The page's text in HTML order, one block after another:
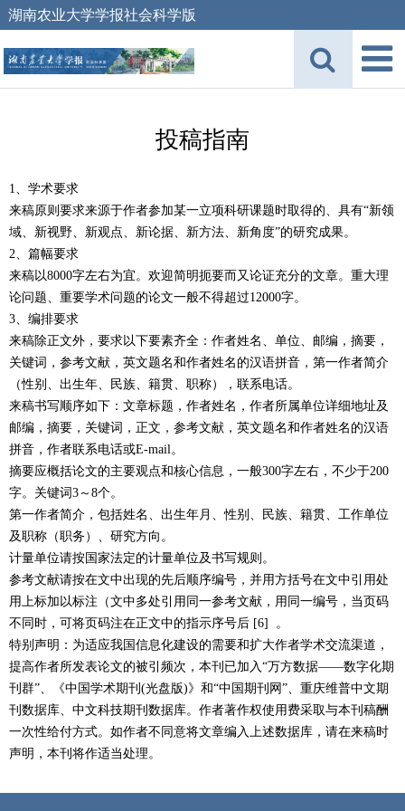
湖南农业大学学报社会科学版
投稿指南
1、学术要求
来稿原则要求来源于作者参加某一立项科研课题时取得的、具有“新领
域、新视野、新观点、新论据、新方法、新角度”的研究成果。
2、篇幅要求
来稿以8000字左右为宜。欢迎简明扼要而又论证充分的文章。重大理
论问题、重要学术问题的论文一般不得超过12000字。
3、编排要求
来稿除正文外，要求以下要素齐全：作者姓名、单位、邮编，摘要，
关键词，参考文献，英文题名和作者姓名的汉语拼音，第一作者简介
（性别、出生年、民族、籍贯、职称），联系电话。
来稿书写顺序如下：文章标题，作者姓名，作者所属单位详细地址及
邮编，摘要，关键词，正文，参考文献，英文题名和作者姓名的汉语
拼音，作者联系电话或E-mail。
摘要应概括论文的主要观点和核心信息，一般300字左右，不少于200
字。关键词3～8个。
第一作者简介，包括姓名、出生年月、性别、民族、籍贯、工作单位
及职称（职务）、研究方向。
计量单位请按国家法定的计量单位及书写规则。
参考文献请按在文中出现的先后顺序编号，并用方括号在文中引用处
用上标加以标注（文中多处引用同一参考文献，用同一编号，当页码
不同时，可将页码注在正文中的指示序号后 [6] 。
特别声明：为适应我国信息化建设的需要和扩大作者学术交流渠道，
提高作者所发表论文的被引频次，本刊已加入“万方数据——数字化期
刊群”、《中国学术期刊(光盘版)》和“中国期刊网”、重庆维普中文期
刊数据库、中文科技期刊数据库。作者著作权使用费采取与本刊稿酬
一次性给付方式。如作者不同意将文章编入上述数据库，请在来稿时
声明，本刊将作适当处理。